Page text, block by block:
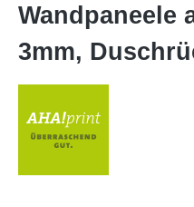
Wandpaneele
3mm,